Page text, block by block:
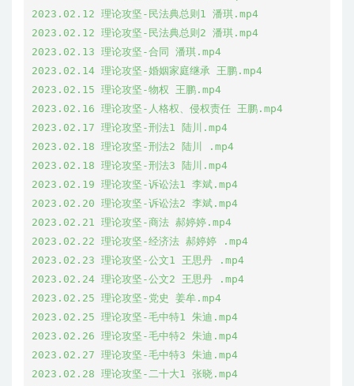
2023.02.12 理论攻坚-民法典总则1 潘琪.mp4
2023.02.12 理论攻坚-民法典总则2 潘琪.mp4
2023.02.13 理论攻坚-合同 潘琪.mp4
2023.02.14 理论攻坚-婚姻家庭继承 王鹏.mp4
2023.02.15 理论攻坚-物权 王鹏.mp4
2023.02.16 理论攻坚-人格权、侵权责任 王鹏.mp4
2023.02.17 理论攻坚-刑法1 陆川.mp4
2023.02.18 理论攻坚-刑法2 陆川 .mp4
2023.02.18 理论攻坚-刑法3 陆川.mp4
2023.02.19 理论攻坚-诉讼法1 李斌.mp4
2023.02.20 理论攻坚-诉讼法2 李斌.mp4
2023.02.21 理论攻坚-商法 郝婷婷.mp4
2023.02.22 理论攻坚-经济法 郝婷婷 .mp4
2023.02.23 理论攻坚-公文1 王思丹 .mp4
2023.02.24 理论攻坚-公文2 王思丹 .mp4
2023.02.25 理论攻坚-党史 姜牟.mp4
2023.02.25 理论攻坚-毛中特1 朱迪.mp4
2023.02.26 理论攻坚-毛中特2 朱迪.mp4
2023.02.27 理论攻坚-毛中特3 朱迪.mp4
2023.02.28 理论攻坚-二十大1 张晓.mp4